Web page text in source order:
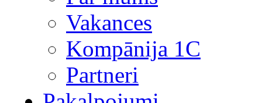
Vakances
Kompānija 1С
Partneri